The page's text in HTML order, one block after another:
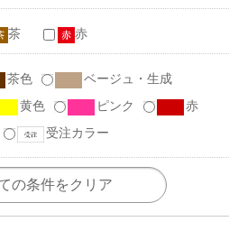
茶 赤
茶色
ベージュ・生成
黄色 ピンク
赤
受注カラー